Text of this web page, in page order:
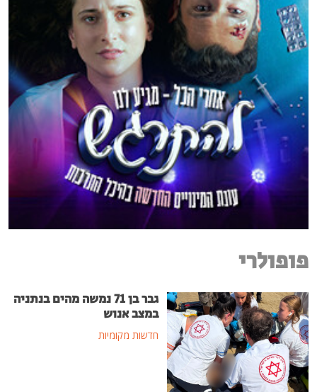
פופולרי
גבר בן 71 נמשה מהים בנתניה
במצב אנוש
חדשות מקומיות